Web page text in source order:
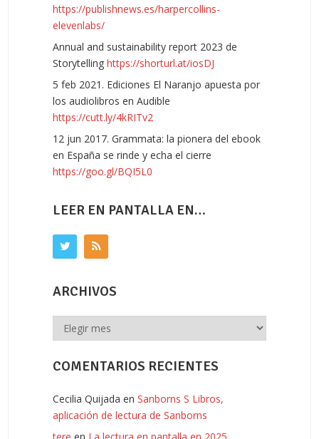
https://publishnews.es/harpercollins-
elevenlabs/
Annual and sustainability report 2023 de
Storytelling https://shorturl.at/iosDJ
5 feb 2021. Ediciones El Naranjo apuesta por
los audiolibros en Audible
https://cutt.ly/4kRITv2
12 jun 2017. Grammata: la pionera del ebook
en España se rinde y echa el cierre
https://goo.gl/BQI5L0
LEER EN PANTALLA EN…
ARCHIVOS
Archivos
COMENTARIOS RECIENTES
Cecilia Quijada en Sanborns S Libros,
aplicación de lectura de Sanborns